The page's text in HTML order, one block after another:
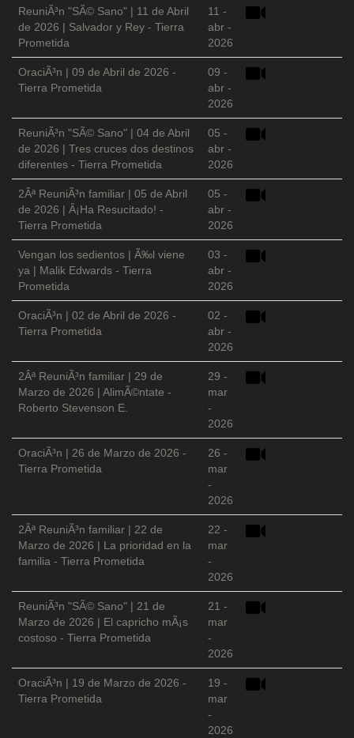
ReuniÃ³n "SÃ© Sano" | 11 de Abril
de 2026 | Salvador y Rey - Tierra
Prometida
11 -
abr -
2026
OraciÃ³n | 09 de Abril de 2026 -
Tierra Prometida
09 -
abr -
2026
ReuniÃ³n "SÃ© Sano" | 04 de Abril
de 2026 | Tres cruces dos destinos
diferentes - Tierra Prometida
05 -
abr -
2026
2Âª ReuniÃ³n familiar | 05 de Abril
de 2026 | Â¡Ha Resucitado! -
Tierra Prometida
05 -
abr -
2026
Vengan los sedientos | Ã‰l viene
ya | Malik Edwards - Tierra
Prometida
03 -
abr -
2026
OraciÃ³n | 02 de Abril de 2026 -
Tierra Prometida
02 -
abr -
2026
2Âª ReuniÃ³n familiar | 29 de
Marzo de 2026 | AlimÃ©ntate -
Roberto Stevenson E.
29 -
mar
-
2026
OraciÃ³n | 26 de Marzo de 2026 -
Tierra Prometida
26 -
mar
-
2026
2Âª ReuniÃ³n familiar | 22 de
Marzo de 2026 | La prioridad en la
familia - Tierra Prometida
22 -
mar
-
2026
ReuniÃ³n "SÃ© Sano" | 21 de
Marzo de 2026 | El capricho mÃ¡s
costoso - Tierra Prometida
21 -
mar
-
2026
OraciÃ³n | 19 de Marzo de 2026 -
Tierra Prometida
19 -
mar
-
2026